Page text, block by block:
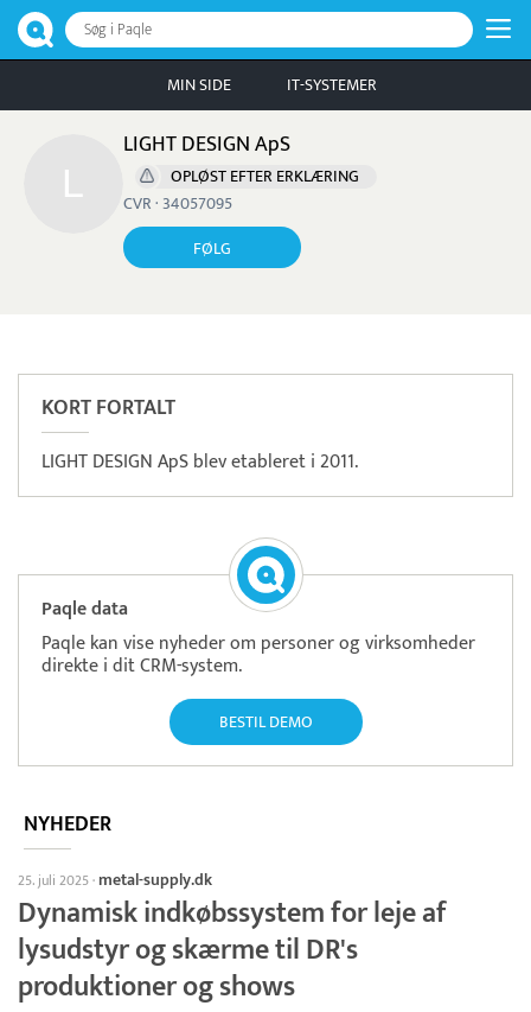
Søg i Paqle
MIN SIDE IT-SYSTEMER
LIGHT DESIGN ApS
OPLØST EFTER ERKLÆRING
CVR · 34057095
FØLG
KORT FORTALT
LIGHT DESIGN ApS blev etableret i 2011.
Paqle data
Paqle kan vise nyheder om personer og virksomheder
direkte i dit CRM-system.
BESTIL DEMO
NYHEDER
25. juli 2025· metal-supply.dk
Dynamisk indkøbssystem for leje af
lysudstyr og skærme til DR's
produktioner og shows